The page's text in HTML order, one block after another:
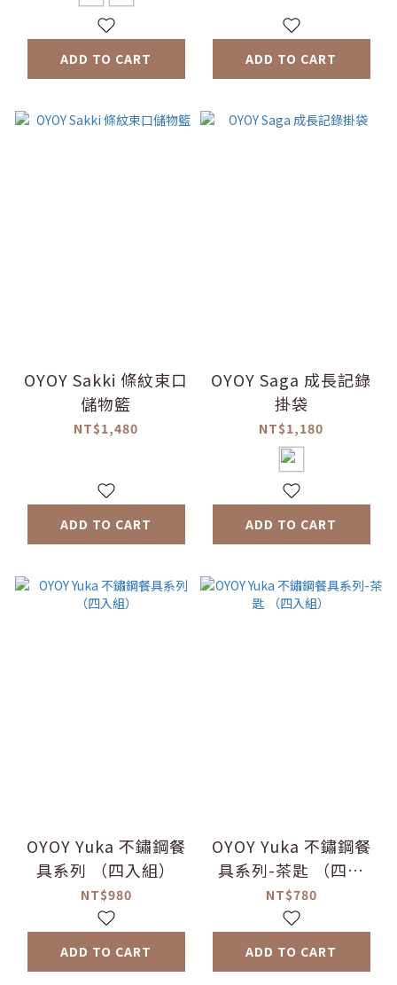
ADD TO CART ADD TO CART
OYOY Sakki 條紋束口
儲物籃
NT$1,480
ADD TO CART
OYOY Saga 成長記錄
掛袋
NT$1,180
ADD TO CART
OYOY Yuka 不鏽鋼餐
具系列 （四入組）
NT$980
ADD TO CART
OYOY Yuka 不鏽鋼餐
具系列-茶匙 （四入
組）
NT$780
ADD TO CART